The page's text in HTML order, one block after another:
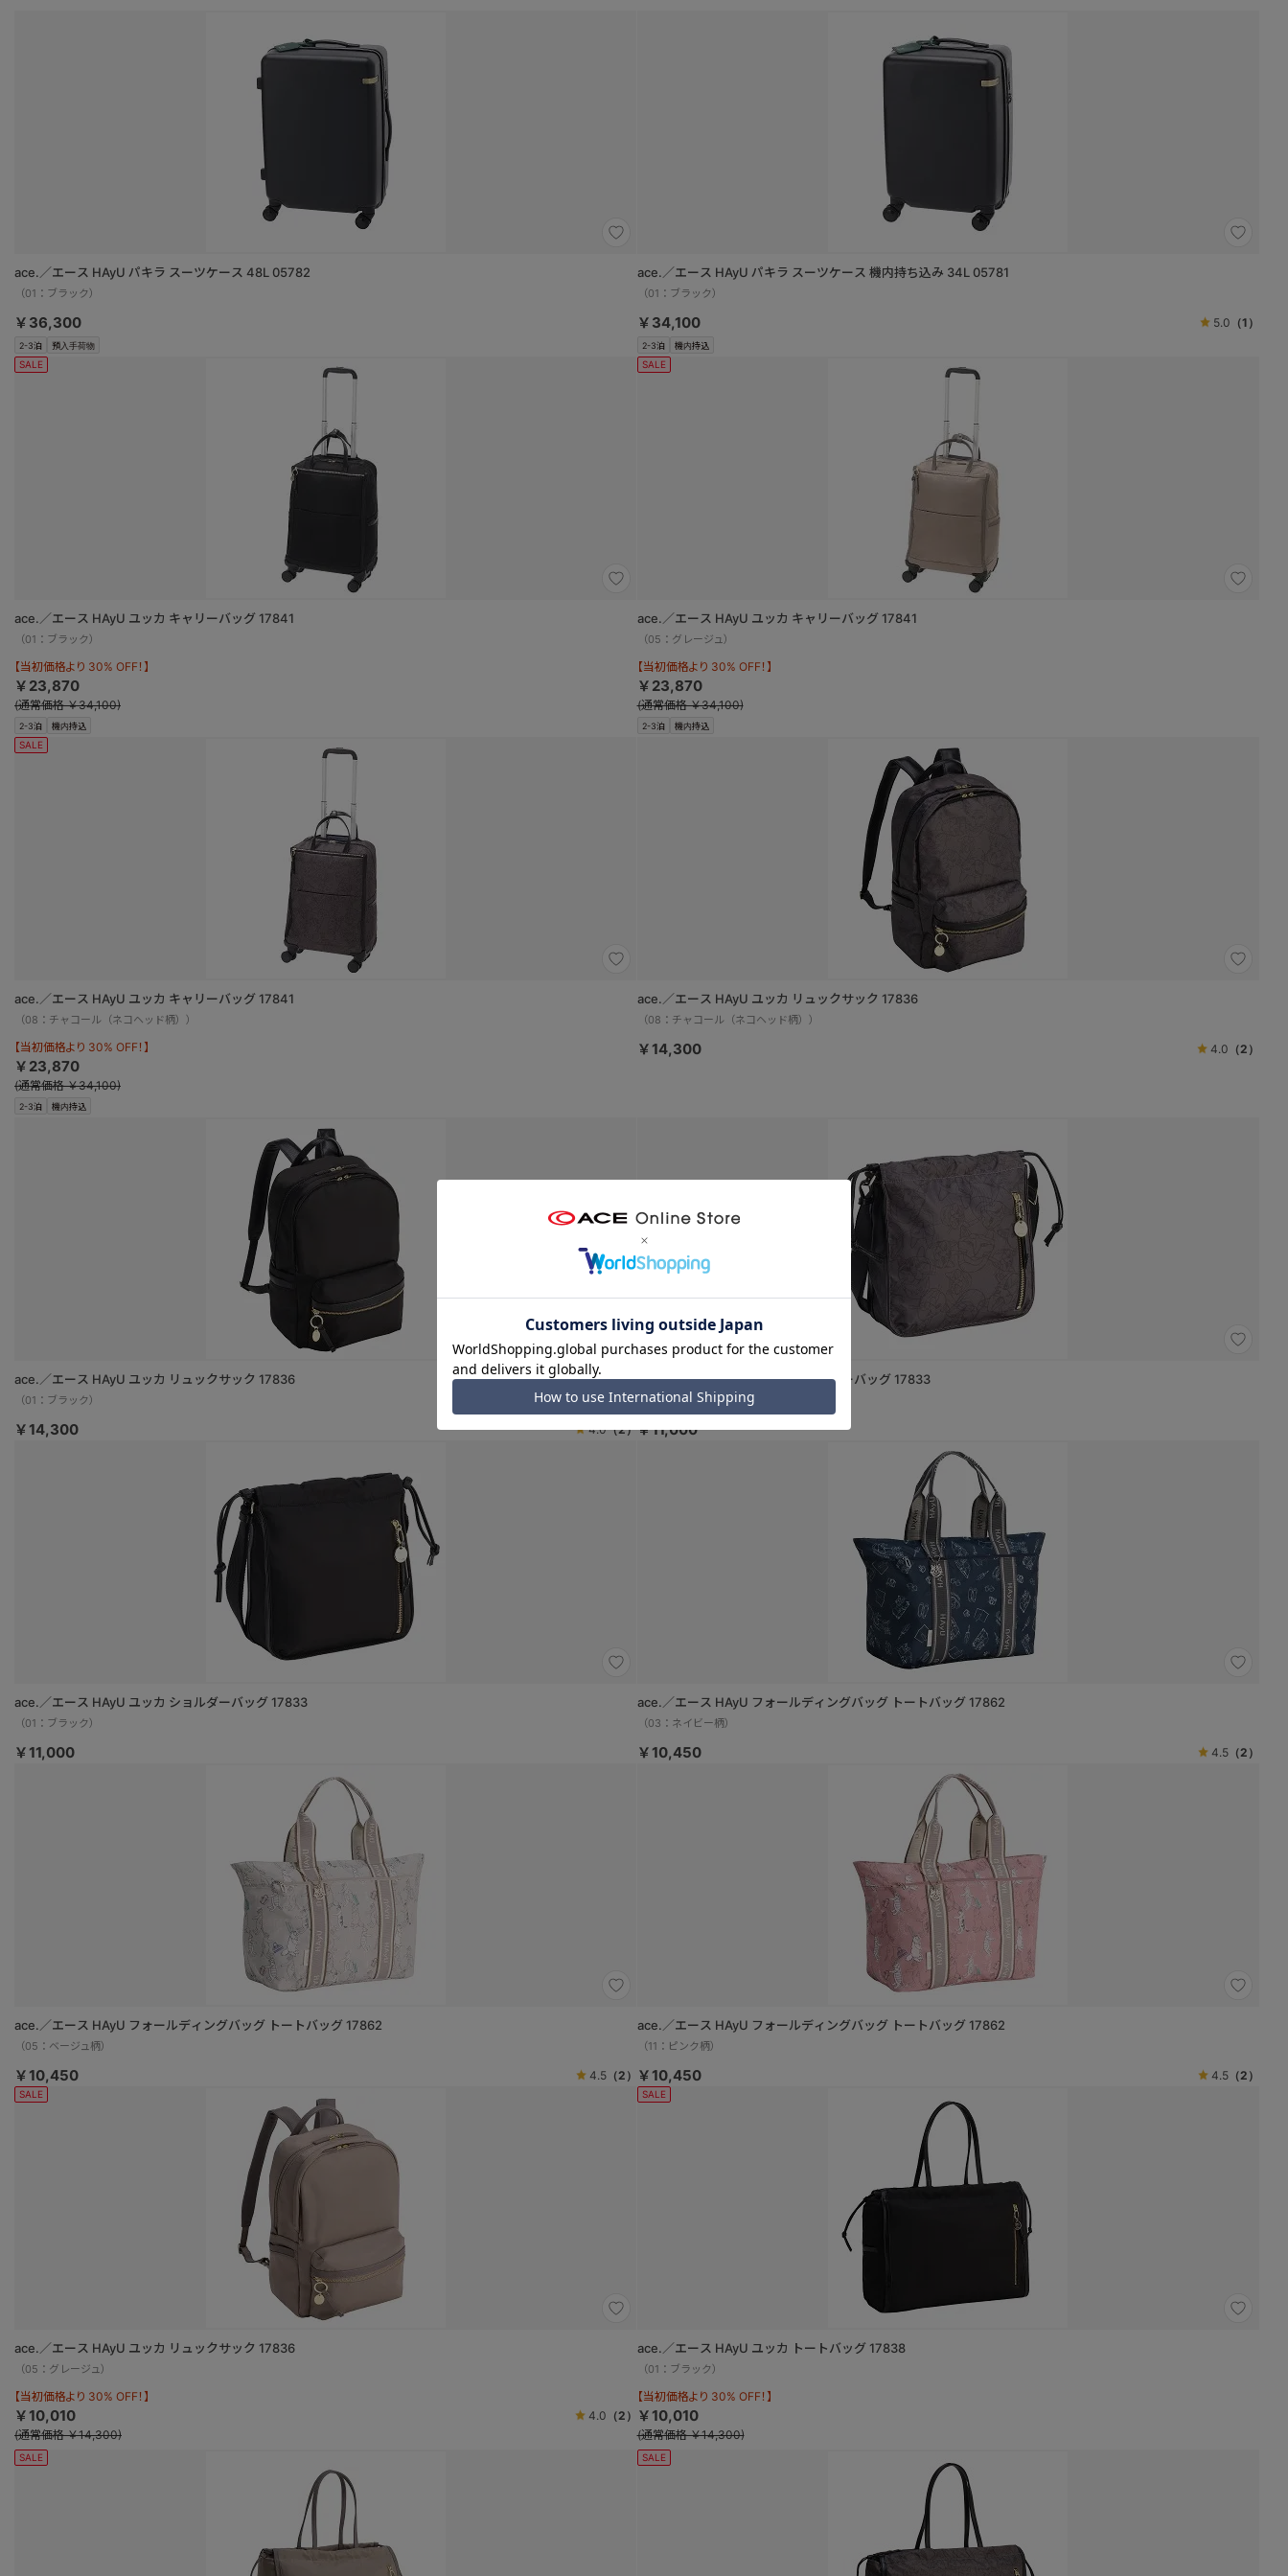
2-3泊 預入手荷物
ace.／エース HAyU パキラ スーツケース 48L 05782
（01：ブラック）
￥36,300
2-3泊 機内持込
ace.／エース HAyU パキラ スーツケース 機内持ち込み 34L 05781
（01：ブラック）
￥34,100 5.0 （1）
SALE
2-3泊 機内持込
ace.／エース HAyU ユッカ キャリーバッグ 17841
（01：ブラック）
【当初価格より 30% OFF！】
￥23,870
(通常価格 ￥34,100)
SALE
2-3泊 機内持込
ace.／エース HAyU ユッカ キャリーバッグ 17841
（05：グレージュ）
【当初価格より 30% OFF！】
￥23,870
(通常価格 ￥34,100)
SALE
2-3泊 機内持込
ace.／エース HAyU ユッカ キャリーバッグ 17841
（08：チャコール（ネコヘッド柄））
【当初価格より 30% OFF！】
￥23,870
(通常価格 ￥34,100)
ace.／エース HAyU ユッカ リュックサック 17836
（08：チャコール（ネコヘッド柄））
￥14,300 4.0 （2）
ace.／エース HAyU ユッカ リュックサック 17836
（01：ブラック）
￥14,300 4.0（2）
ace.／エース HAyU ユッカ ショルダーバッグ 17833
（08：チャコール（ネコヘッド柄））
￥11,000
ace.／エース HAyU ユッカ ショルダーバッグ 17833
（01：ブラック）
￥11,000
ace.／エース HAyU フォールディングバッグ トートバッグ 17862
（03：ネイビー柄）
￥10,450 4.5 （2）
ace.／エース HAyU フォールディングバッグ トートバッグ 17862
（05：ベージュ柄）
￥10,450 4.5（2）
ace.／エース HAyU フォールディングバッグ トートバッグ 17862
（11：ピンク柄）
￥10,450 4.5 （2）
SALE
ace.／エース HAyU ユッカ リュックサック 17836
（05：グレージュ）
【当初価格より 30% OFF！】
￥10,010 4.0 （2）
(通常価格 ￥14,300)
SALE
ace.／エース HAyU ユッカ トートバッグ 17838
（01：ブラック）
【当初価格より 30% OFF！】
￥10,010
(通常価格 ￥14,300)
SALE SALE